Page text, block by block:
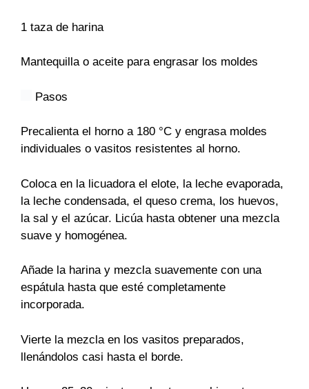
1 taza de harina
Mantequilla o aceite para engrasar los moldes
Pasos
Precalienta el horno a 180 °C y engrasa moldes
individuales o vasitos resistentes al horno.
Coloca en la licuadora el elote, la leche evaporada,
la leche condensada, el queso crema, los huevos,
la sal y el azúcar. Licúa hasta obtener una mezcla
suave y homogénea.
Añade la harina y mezcla suavemente con una
espátula hasta que esté completamente
incorporada.
Vierte la mezcla en los vasitos preparados,
llenándolos casi hasta el borde.